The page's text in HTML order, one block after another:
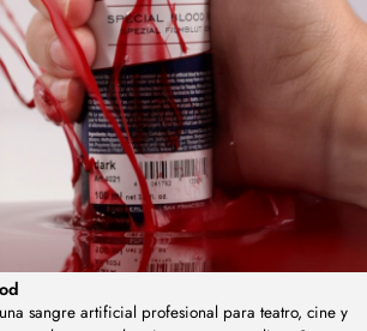
sangre artificial profesional para teatro, cine y